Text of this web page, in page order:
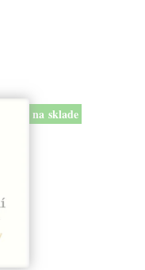
na sklade